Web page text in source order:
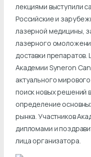
лекциями выступили
Российские и
лазерной медицины,
лазерного
доставки
Академии Syneron
актуального
поиск новых решений
определение
рынка. Участников
дипломами и
лица организатора.